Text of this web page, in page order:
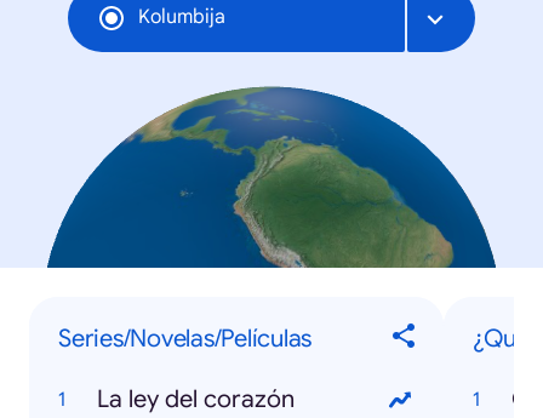
Kolumbija
Series/Novelas/Películas
La ley del corazón
¿Qué